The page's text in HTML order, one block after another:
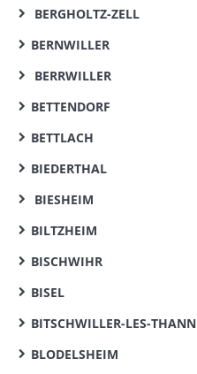
BERGHOLTZ-ZELL
BERNWILLER
BERRWILLER
BETTENDORF
BETTLACH
BIEDERTHAL
BIESHEIM
BILTZHEIM
BISCHWIHR
BISEL
BITSCHWILLER-LES-THANN
BLODELSHEIM